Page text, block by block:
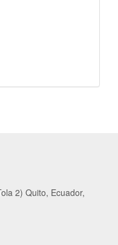
2) Quito, Ecuador,